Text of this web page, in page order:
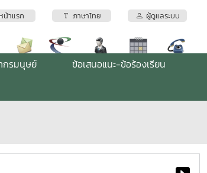
าแรก ภาษาไทย ผู้ดูแลระบบ
รมนุษย์
ข้อเสนอแนะ-ข้อร้องเรียน